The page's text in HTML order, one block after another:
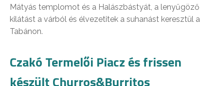
Mátyás templomot és a Halászbástyát, a lenyűgöző
kilátást a várból és élvezetitek a suhanást keresztül a
Tabánon.
Czakó Termelői Piacz és frissen
készült Churros&Burritos